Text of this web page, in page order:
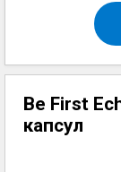
Be First
капсул